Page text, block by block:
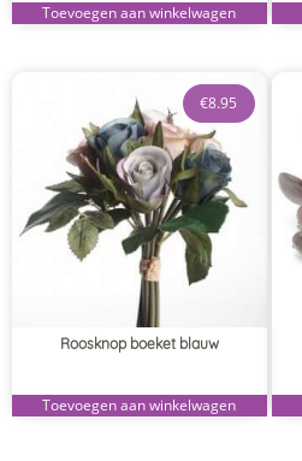
Toevoegen aan winkelwagen
Roosknop boeket blauw
€8.95
Toevoegen aan winkelwagen